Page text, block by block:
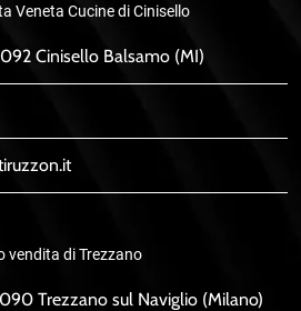
Veneta Cucine di Cinisello
Cinisello Balsamo (MI)
vendita di Trezzano
Trezzano sul Naviglio (Milano)